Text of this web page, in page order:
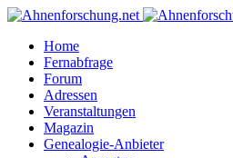
Home
Fernabfrage
Forum
Adressen
Veranstaltungen
Magazin
Genealogie-Anbieter